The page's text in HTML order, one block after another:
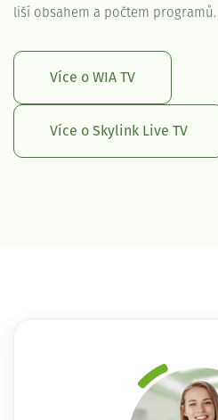
liší obsahem a počtem programů.
Více o WIA TV
Více o Skylink Live TV